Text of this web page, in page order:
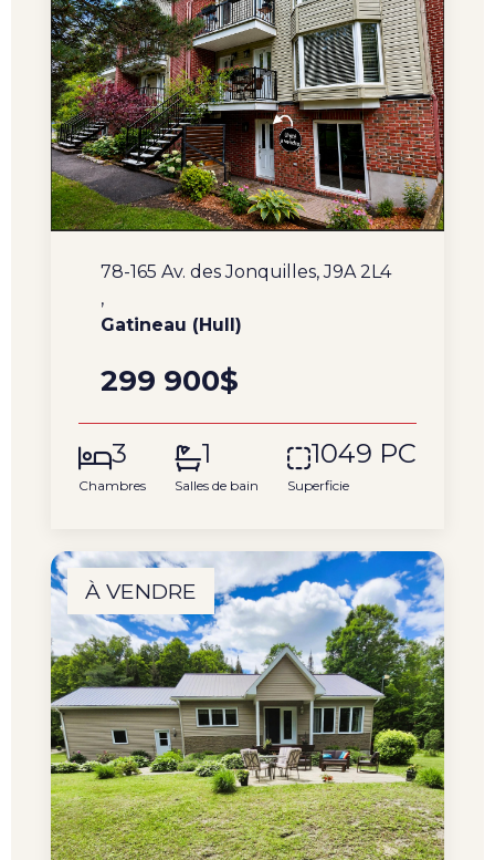
78-165 Av. des Jonquilles, J9A 2L4
,
Gatineau (Hull)
299 900$
3
Chambres
1
Salles de bain
1049 PC
Superficie
À VENDRE